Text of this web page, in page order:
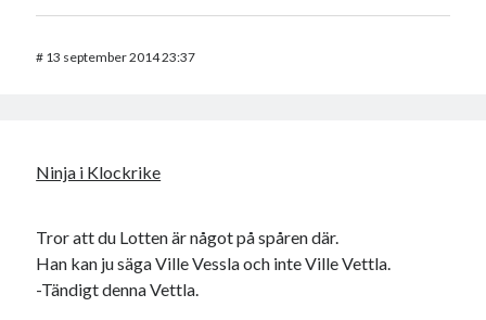
# 13 september 2014 23:37
Ninja i Klockrike
Tror att du Lotten är något på spåren där.
Han kan ju säga Ville Vessla och inte Ville Vettla.
-Tändigt denna Vettla.